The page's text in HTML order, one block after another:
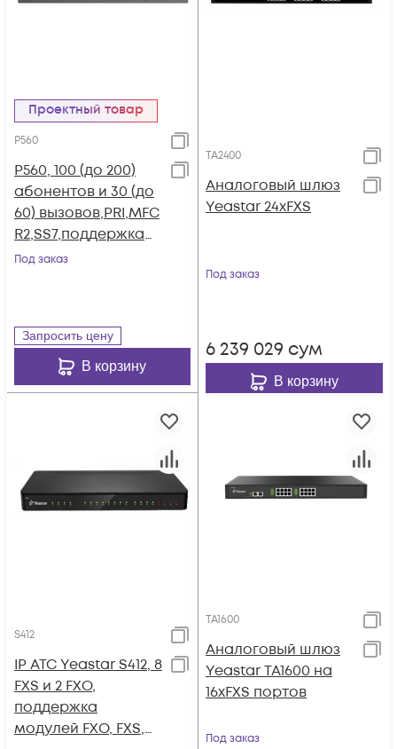
Проектный товар
P560
P560, 100 (до 200)
абонентов и 30 (до
60) вызовов,PRI,MFC
R2,SS7,поддержка
FXO,FXS,GSM,BRI
Под заказ
Запросить цену
В корзину
TA2400
Аналоговый шлюз
Yeastar 24xFXS
Под заказ
6 239 029 сум
В корзину
S412
IP АТС Yeastar S412, 8
FXS и 2 FXO,
поддержка
модулей FXO, FXS,
TA1600
Аналоговый шлюз
Yeastar TA1600 на
16xFXS портов
Под заказ